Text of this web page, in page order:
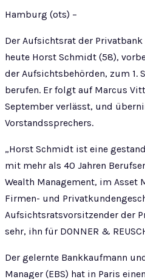
Hamburg (ots) –
Der Aufsichtsrat der Privatbank
heute Horst Schmidt (58),
der Aufsichtsbehörden, zum 1.
berufen. Er folgt auf Marcus
September verlässt, und
Vorstandssprechers.
„Horst Schmidt ist eine
mit mehr als 40 Jahren
Wealth Management, im Asset
Firmen- und
Aufsichtsratsvorsitzender der
sehr, ihn für DONNER &
Der gelernte Bankkaufmann
Manager (EBS) hat in Paris